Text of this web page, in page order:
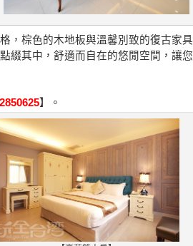
，棕色的木地板與溫馨別致的復古家具
綴其中，舒適而自在的悠閒空間，讓您
】。